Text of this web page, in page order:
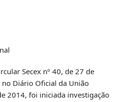
Secex nº 40, de 27 de
Diário Oficial da União
2014, foi iniciada investigação